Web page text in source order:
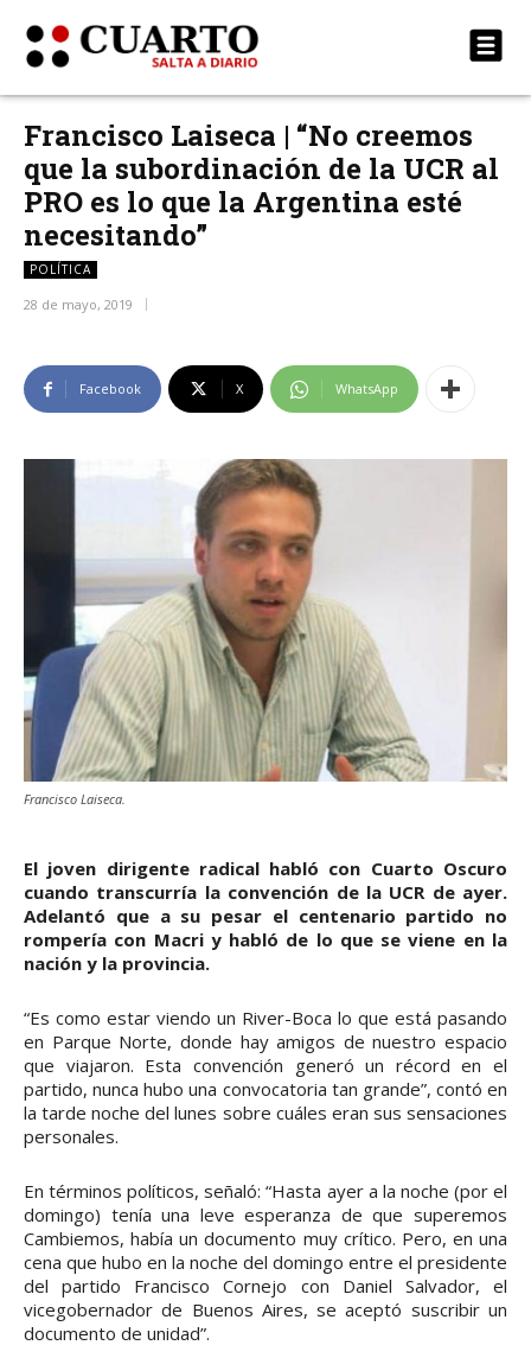
Francisco Laiseca | “No creemos
que la subordinación de la UCR al
PRO es lo que la Argentina esté
necesitando”
POLÍTICA
28 de mayo, 2019
Facebook X WhatsApp
Francisco Laiseca.
El joven dirigente radical habló con Cuarto Oscuro
cuando transcurría la convención de la UCR de ayer.
Adelantó que a su pesar el centenario partido no
rompería con Macri y habló de lo que se viene en la
nación y la provincia.
“Es como estar viendo un River-Boca lo que está pasando
en Parque Norte, donde hay amigos de nuestro espacio
que viajaron. Esta convención generó un récord en el
partido, nunca hubo una convocatoria tan grande”, contó en
la tarde noche del lunes sobre cuáles eran sus sensaciones
personales.
En términos políticos, señaló: “Hasta ayer a la noche (por el
domingo) tenía una leve esperanza de que superemos
Cambiemos, había un documento muy crítico. Pero, en una
cena que hubo en la noche del domingo entre el presidente
del partido Francisco Cornejo con Daniel Salvador, el
vicegobernador de Buenos Aires, se aceptó suscribir un
documento de unidad”.